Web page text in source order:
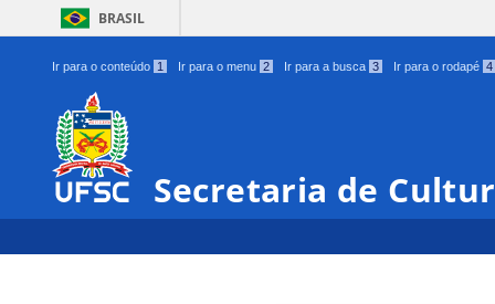
BRASIL
Ir para o conteúdo 1 Ir para o menu 2 Ir para a busca 3 Ir para o rodapé 4
Secretaria de